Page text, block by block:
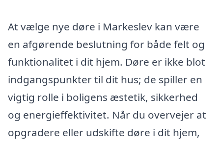
At vælge nye døre i Markeslev kan være
en afgørende beslutning for både felt og
funktionalitet i dit hjem. Døre er ikke blot
indgangspunkter til dit hus; de spiller en
vigtig rolle i boligens æstetik, sikkerhed
og energieffektivitet. Når du overvejer at
opgradere eller udskifte døre i dit hjem,